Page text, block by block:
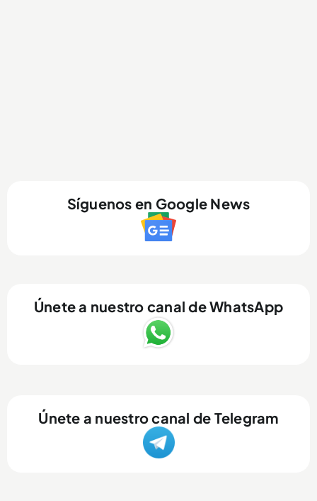
Síguenos en Google News
Únete a nuestro canal de WhatsApp
Únete a nuestro canal de Telegram